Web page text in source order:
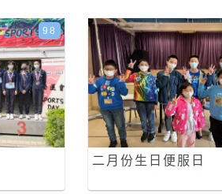
98
二月份生日便服日